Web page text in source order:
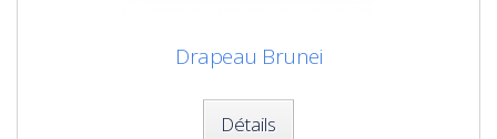
Drapeau Brunei
Détails